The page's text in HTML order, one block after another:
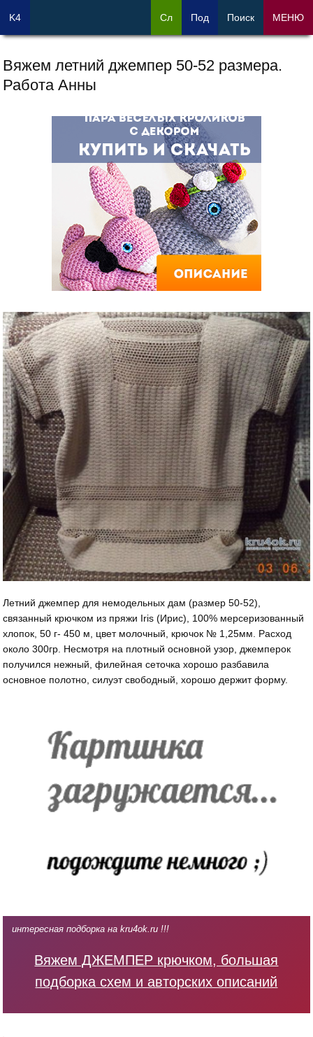
Вяжем летний джемпер 50-52 размера.
Работа Анны
Летний джемпер для немодельных дам (размер 50-52),
связанный крючком из пряжи Iris (Ирис), 100% мерсеризованный
хлопок, 50 г- 450 м, цвет молочный, крючок № 1,25мм. Расход
около 300гр. Несмотря на плотный основной узор, джемперок
получился нежный, филейная сеточка хорошо разбавила
основное полотно, силуэт свободный, хорошо держит форму.
интересная подборка на kru4ok.ru !!!
Вяжем ДЖЕМПЕР крючком, большая
подборка схем и авторских описаний
K4 Сл Под Поиск МЕНЮ